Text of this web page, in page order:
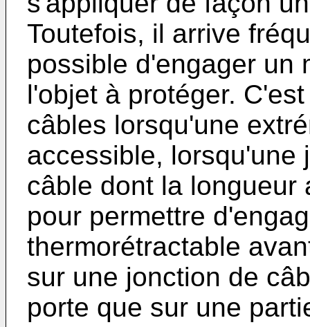
Toutefois, il arrive
possible d'engager un
l'objet à protéger.
câbles lorsqu'une
accessible, lorsqu'une
câble dont la longueur
pour permettre
thermorétractable
sur une jonction de
porte que sur une